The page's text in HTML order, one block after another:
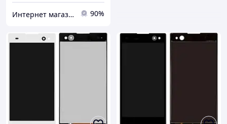
Интернет магазин Srtelefon.prom.ua 90%